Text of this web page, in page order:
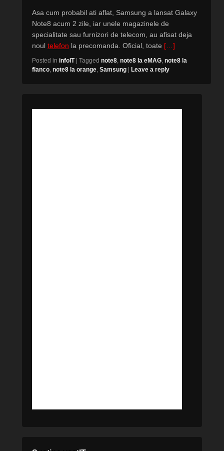
Asa cum probabil ati aflat, Samsung a lansat Galaxy
Note8 acum 2 zile, iar unele magazinele de
specialitate sau furnizori de telecom, au afisat deja
noul telefon la precomanda. Oficial, toate […]
Posted in infoIT Tagged note8, note8 la eMAG, note8 la
flanco, note8 la orange, Samsung Leave a reply